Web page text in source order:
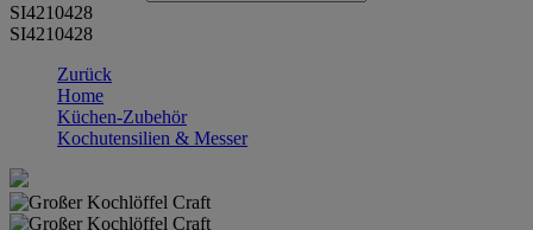
SI4210428
SI4210428
Zurück
Home
Küchen-Zubehör
Kochutensilien & Messer